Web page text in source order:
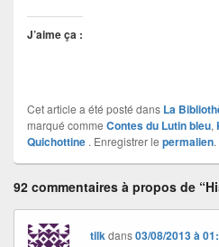
J’aime ça :
Cet article a été posté dans La
marqué comme Contes du Lutin bleu,
Quichottine . Enregistrer le permalien.
92 commentaires à propos de
tilkdans03/08/2013 à